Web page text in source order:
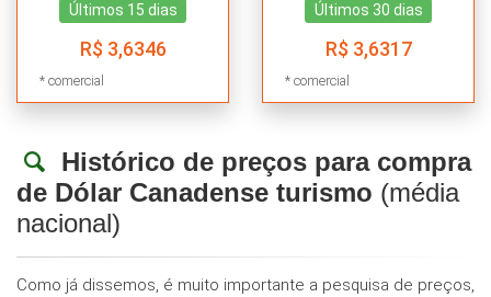
Últimos 15 dias
R$ 3,6346
* comercial
Últimos 30 dias
R$ 3,6317
* comercial
Histórico de preços para compra
de Dólar Canadense turismo (média
nacional)
Como já dissemos, é muito importante a pesquisa de preços,